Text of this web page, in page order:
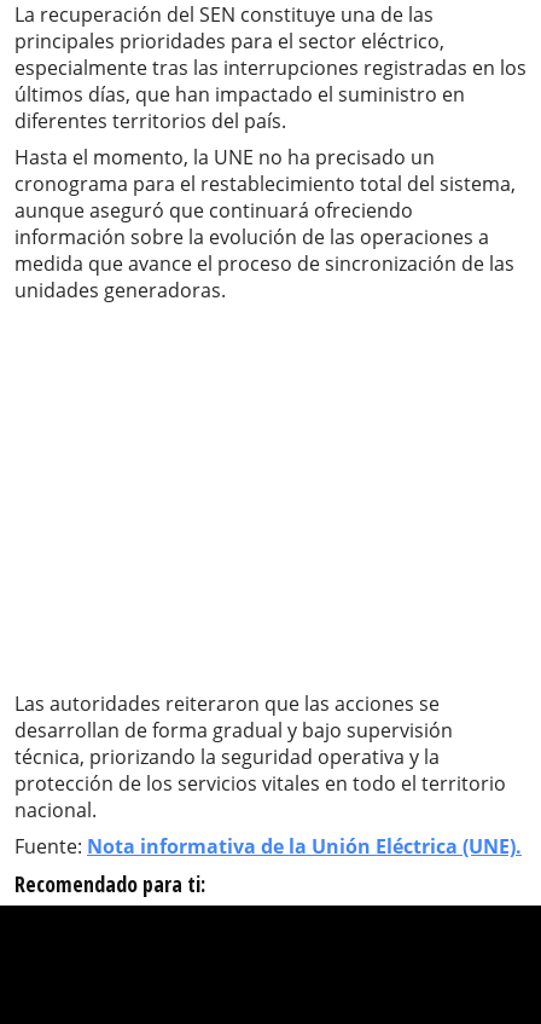
La recuperación del SEN constituye una de las
principales prioridades para el sector eléctrico,
especialmente tras las interrupciones registradas en los
últimos días, que han impactado el suministro en
diferentes territorios del país.
Hasta el momento, la UNE no ha precisado un
cronograma para el restablecimiento total del sistema,
aunque aseguró que continuará ofreciendo
información sobre la evolución de las operaciones a
medida que avance el proceso de sincronización de las
unidades generadoras.
Las autoridades reiteraron que las acciones se
desarrollan de forma gradual y bajo supervisión
técnica, priorizando la seguridad operativa y la
protección de los servicios vitales en todo el territorio
nacional.
Fuente: Nota informativa de la Unión Eléctrica (UNE).
Recomendado para ti: